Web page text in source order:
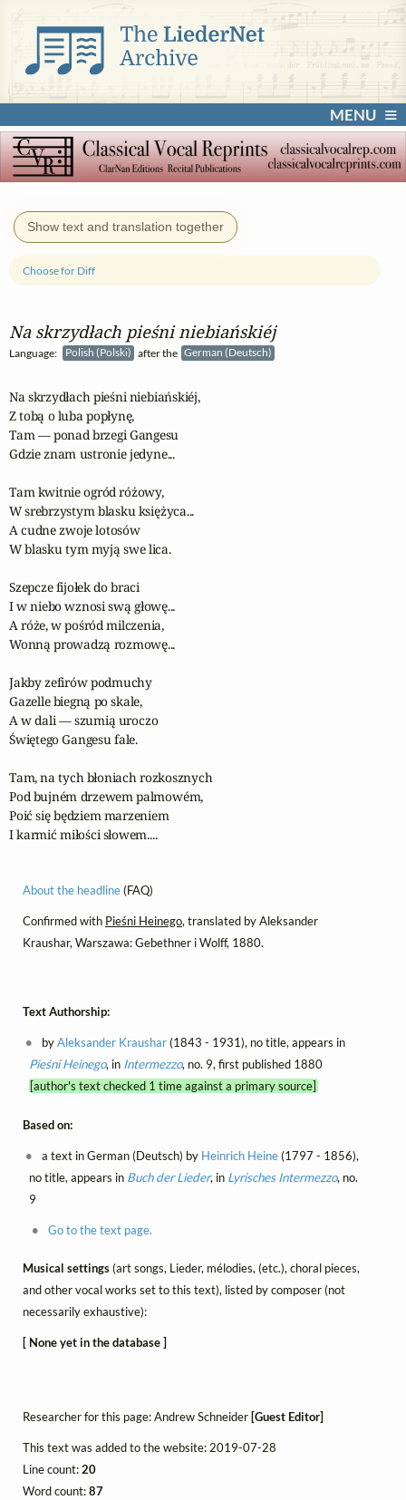
MENU
Show text and translation together
Na skrzydłach pieśni niebiańskiéj
Language: Polish (Polski) after the German (Deutsch)
Choose for Diff
Na skrzydłach pieśni niebiańskiéj,
Z tobą o luba popłynę,
Tam — ponad brzegi Gangesu
Gdzie znam ustronie jedyne...
Tam kwitnie ogród różowy,
W srebrzystym blasku księżyca...
A cudne zwoje lotosów
W blasku tym myją swe lica.
Szepcze fijołek do braci
I w niebo wznosi swą głowę...
A róże, w pośród milczenia,
Wonną prowadzą rozmowę...
Jakby zefirów podmuchy
Gazelle biegną po skale,
A w dali — szumią uroczo
Świętego Gangesu fale.
Tam, na tych błoniach rozkosznych
Pod bujném drzewem palmowém,
Poić się będziem marzeniem
I karmić miłości słowem....
About the headline(FAQ)
Confirmed with Pieśni Heinego, translated by Aleksander
Kraushar, Warszawa: Gebethner i Wolff, 1880.
Text Authorship:
byAleksander Kraushar(1843 - 1931), no title, appears in
Pieśni Heinego, in Intermezzo, no. 9, first published 1880
[author's text checked 1 time against a primary source]
Based on:
a text in German (Deutsch) by Heinrich Heine(1797 - 1856),
no title, appears in Buch der Lieder, in Lyrisches Intermezzo, no.
9
Go to the text page.
Musical settings(art songs, Lieder, mélodies, (etc.), choral pieces,
and other vocal works set to this text), listed by composer (not
necessarily exhaustive):
[ None yet in the database ]
Researcher for this page: Andrew Schneider [Guest Editor]
This text was added to the website: 2019-07-28
Line count:20
Word count:87